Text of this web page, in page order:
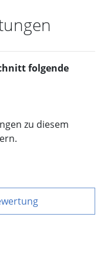
folgende
zu diesem